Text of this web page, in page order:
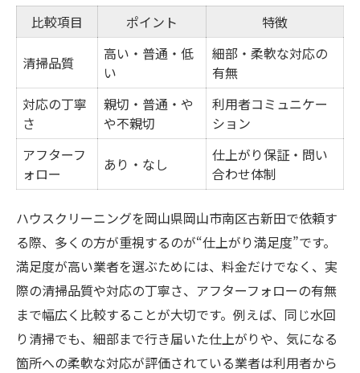
比較項目 ポイント 特徴
清掃品質
高い・普通・低
い
細部・柔軟な対応の
有無
対応の丁寧
さ
親切・普通・や
や不親切
利用者コミュニケー
ション
アフターフ
ォロー
あり・なし
仕上がり保証・問い
合わせ体制
ハウスクリーニングを岡山県岡山市南区古新田で依頼す
る際、多くの方が重視するのが“仕上がり満足度”です。
満足度が高い業者を選ぶためには、料金だけでなく、実
際の清掃品質や対応の丁寧さ、アフターフォローの有無
まで幅広く比較することが大切です。例えば、同じ水回
り清掃でも、細部まで行き届いた仕上がりや、気になる
箇所への柔軟な対応が評価されている業者は利用者から